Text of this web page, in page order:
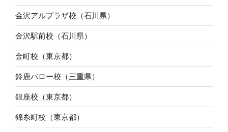
金沢アルプラザ校（石川県）
金沢駅前校（石川県）
金町校（東京都）
鈴鹿バロー校（三重県）
銀座校（東京都）
錦糸町校（東京都）